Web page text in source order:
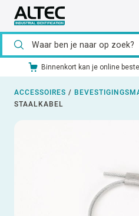
Ons
ACCESSOIRES /
STAALKABEL